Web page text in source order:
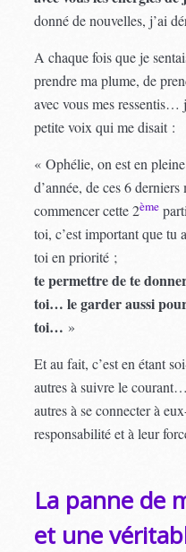
donné de nouvelles, j’ai
A chaque fois que je
prendre ma plume, de
avec vous mes ressentis…
petite voix qui me disait :
« Ophélie, on est en
d’année, de ces 6
commencer cette 2ème
toi, c’est important que tu
toi en priorité ;
te permettre de te
toi… le garder aussi
toi… »
Et au fait, c’est en étant
autres à suivre le
autres à se connecter à
responsabilité et à leur
La panne de
et une